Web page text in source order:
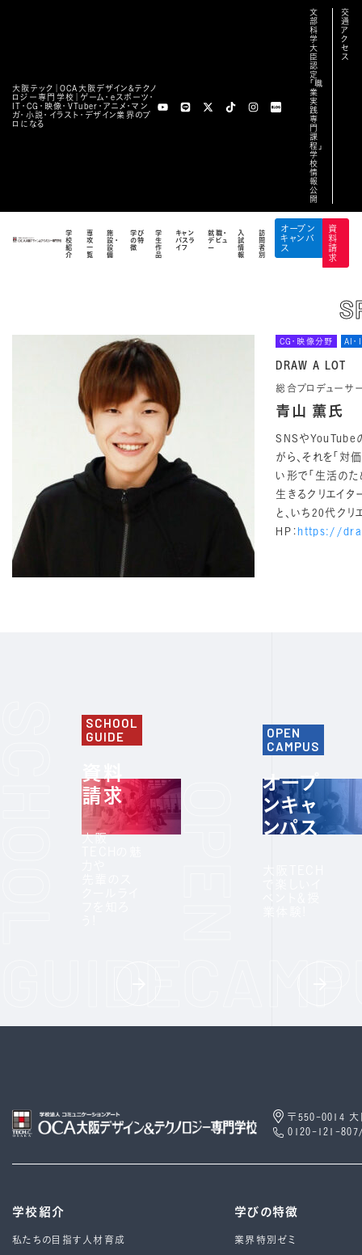
大阪テック｜OCA⼤阪デザイン&テクノ
ロジー専⾨学校｜ゲーム・eスポーツ・
IT・CG・映像・VTuber・アニメ・マン
ガ・小説・イラスト・デザイン業界のプ
ロになる
文
部
科
学
大
臣
認
定
「職
業
実
践
専
門
課
程」
学
校
情
報
公
開
交
通
ア
ク
セ
ス
学
校
紹
介
専
攻
一
覧
施
設・
設
備
学び
の特
徴
学
生
作
品
キャン
パスラ
イフ
就職・
デビュ
ー
入
試
情
報
訪
問
者
別
オープン
キャンパ
ス
資
料
請
求
業界特別ゼミ
特別講義 /青山 薫氏
CG・映像分野 AI・
DRAW A LOT
総合プロデューサ
青山 薫氏
SNSやYouTube
がら、それを「対
い形で「生活の
生きるクリエイ
と、いち20代ク
HP：https://
SCHOOL
GUIDE
資料
請求
大阪
OPEN
CAMPUS
オープ
ンキャ
ンパス
で楽しいイ
ベント＆授
〒550-0014 大
0120-121-
学校紹介
私たちの目指す人材育成
学びの特徴
業界特別ゼミ